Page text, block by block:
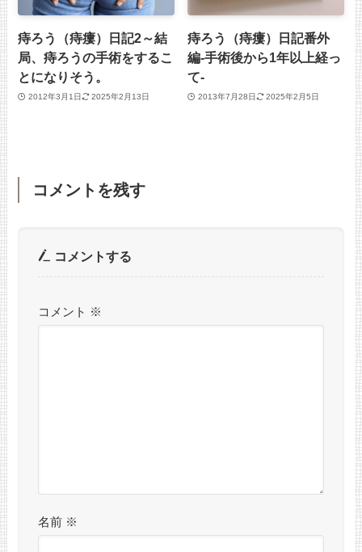
痔ろう（痔瘻）日記2～結
局、痔ろうの手術をするこ
とになりそう。
2012年3月1日 2025年2月13日
痔ろう（痔瘻）日記番外
編-手術後から1年以上経っ
て-
2013年7月28日 2025年2月5日
コメントを残す
コメントする
コメント ※
名前 ※